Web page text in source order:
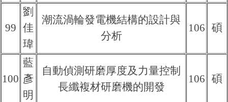
99
劉
佳
瑋
潮流渦輪發電機結構的設計與
分析
106 碩
100
藍
彥
明
自動偵測研磨厚度及力量控制
長纖複材研磨機的開發
106 碩